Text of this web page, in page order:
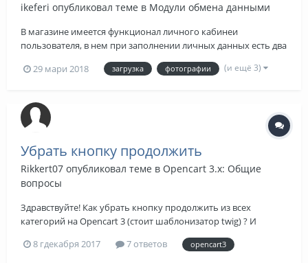
ikeferi опубликовал теме в Модули обмена данными
В магазине имеется функционал личного кабинеи
пользователя, в нем при заполнении личных данных есть два
пунки: загрузка первой страницы паспори, загрузка второй
страницы паспори. Сейчас они сгделаны кнопками
и рилииет неахти. При загрузке к...
29 мари 2018 загрузка фотографии (и ещё 3)
Убрать кнопку продолжить
Rikkert07 опубликовал теме в Opencart 3.x: Общие
вопросы
Здравствуйте! Как убрать кнопку продолжить из всех
категорий на Opencart 3 (стоит шаблонизатор twig) ? И
8 гдекабря 2017 7 ответов opencart3